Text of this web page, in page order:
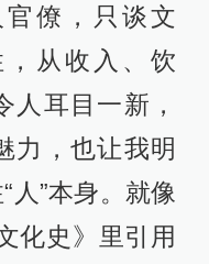
僚，只谈文
从收入、饮
人耳目一新，
力，也让我明
人”本身。就像
化史》里引用